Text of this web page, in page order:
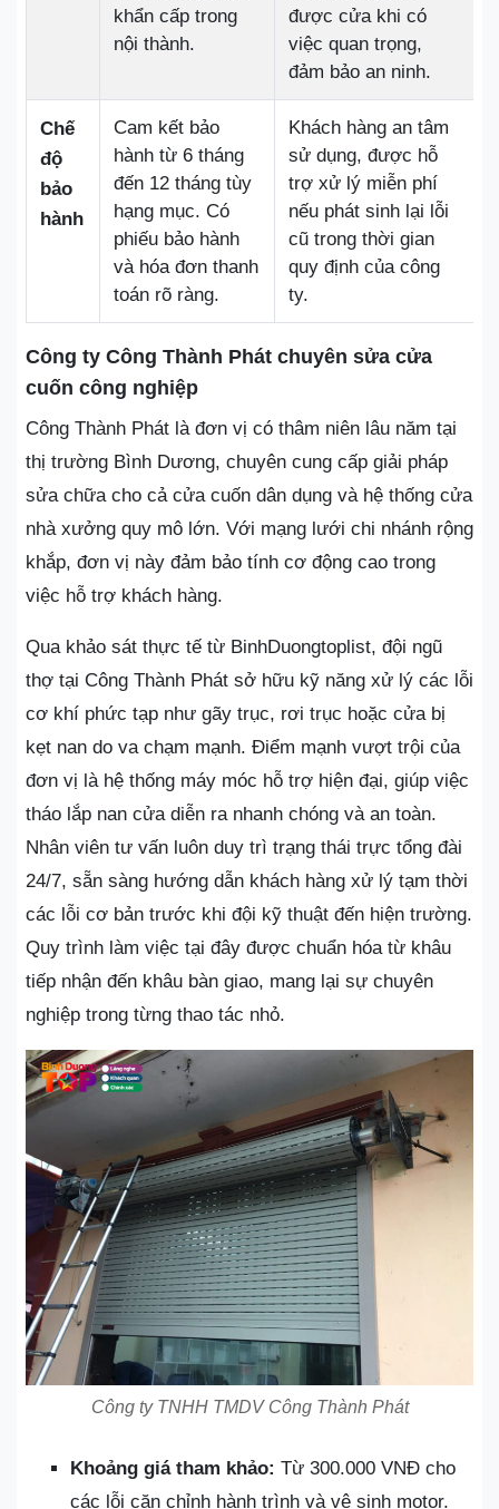
khẩn cấp trong
nội thành.
được cửa khi có
việc quan trọng,
đảm bảo an ninh.
Chế
độ
bảo
hành
Cam kết bảo
hành từ 6 tháng
đến 12 tháng tùy
hạng mục. Có
phiếu bảo hành
và hóa đơn thanh
toán rõ ràng.
Khách hàng an tâm
sử dụng, được hỗ
trợ xử lý miễn phí
nếu phát sinh lại lỗi
cũ trong thời gian
quy định của công
ty.
Công ty Công Thành Phát chuyên sửa cửa
cuốn công nghiệp
Công Thành Phát là đơn vị có thâm niên lâu năm tại
thị trường Bình Dương, chuyên cung cấp giải pháp
sửa chữa cho cả cửa cuốn dân dụng và hệ thống cửa
nhà xưởng quy mô lớn. Với mạng lưới chi nhánh rộng
khắp, đơn vị này đảm bảo tính cơ động cao trong
việc hỗ trợ khách hàng.
Qua khảo sát thực tế từ BinhDuongtoplist, đội ngũ
thợ tại Công Thành Phát sở hữu kỹ năng xử lý các lỗi
cơ khí phức tạp như gãy trục, rơi trục hoặc cửa bị
kẹt nan do va chạm mạnh. Điểm mạnh vượt trội của
đơn vị là hệ thống máy móc hỗ trợ hiện đại, giúp việc
tháo lắp nan cửa diễn ra nhanh chóng và an toàn.
Nhân viên tư vấn luôn duy trì trạng thái trực tổng đài
24/7, sẵn sàng hướng dẫn khách hàng xử lý tạm thời
các lỗi cơ bản trước khi đội kỹ thuật đến hiện trường.
Quy trình làm việc tại đây được chuẩn hóa từ khâu
tiếp nhận đến khâu bàn giao, mang lại sự chuyên
nghiệp trong từng thao tác nhỏ.
Công ty TNHH TMDV Công Thành Phát
Khoảng giá tham khảo: Từ 300.000 VNĐ cho
các lỗi căn chỉnh hành trình và vệ sinh motor.